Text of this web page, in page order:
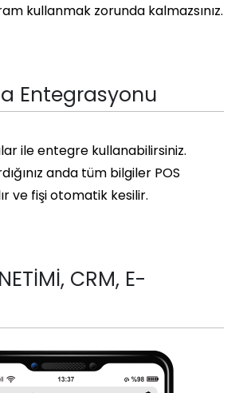
kullanmak zorunda kalmazsınız.
Entegrasyonu
ile entegre kullanabilirsiniz.
anda tüm bilgiler POS
ve fişi otomatik kesilir.
CRM, E-